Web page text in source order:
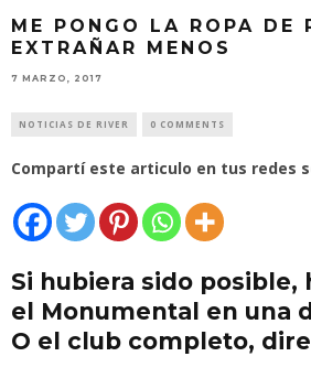
ME PONGO LA ROPA DE
EXTRAÑAR MENOS
7 MARZO, 2017
NOTICIAS DE RIVER 0 COMMENTS
Compartí este articulo en tus redes
Si hubiera sido
el Monumental en una
O el club completo,